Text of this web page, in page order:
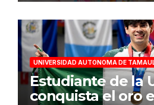
UNIVERSIDAD AUTONOMA DE
Estudiante de la
conquista el oro